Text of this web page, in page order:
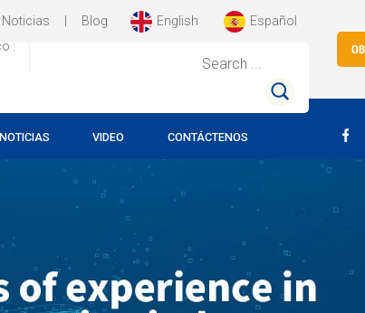
Noticias Blog English
Español
:
Search ...
NOTICIAS VIDEO CONTÁCTENOS